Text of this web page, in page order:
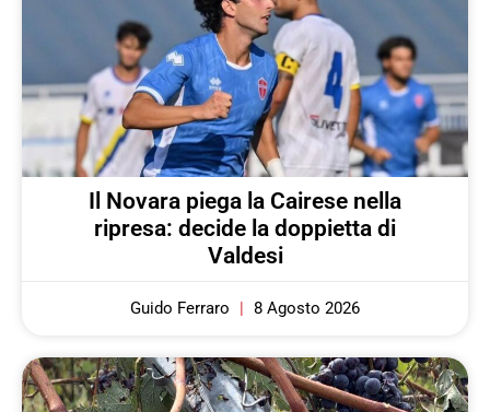
Il Novara piega la Cairese nella
ripresa: decide la doppietta di
Valdesi
Guido Ferraro 8 Agosto 2026